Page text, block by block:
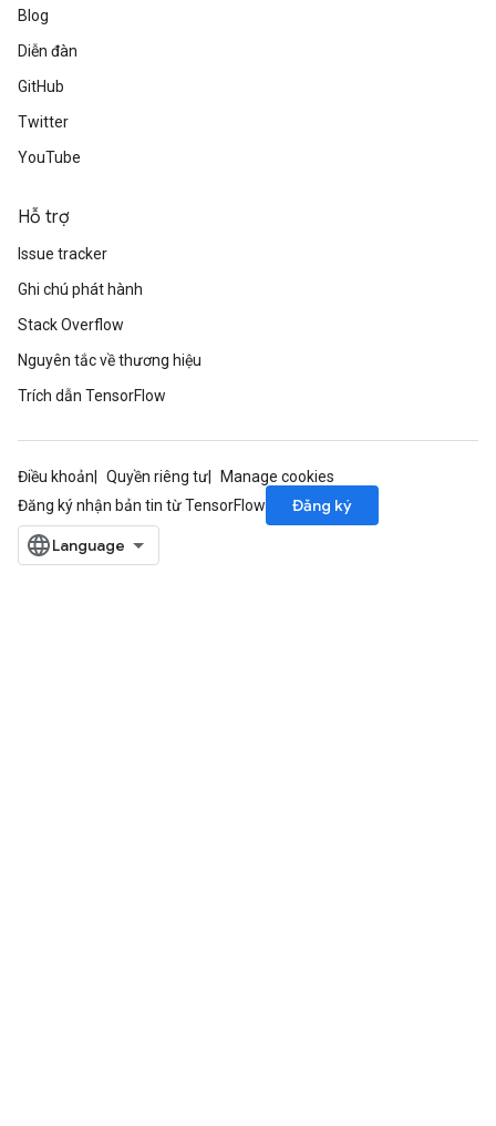
Blog
Diễn đàn
GitHub
Twitter
YouTube
Hỗ trợ
Issue tracker
Ghi chú phát hành
Stack Overflow
Nguyên tắc về thương hiệu
Trích dẫn TensorFlow
Điều khoản Quyền riêng tư
Manage cookies
Đăng ký nhận bản tin từ TensorFlow
Đăng ký